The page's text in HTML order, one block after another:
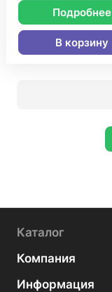
Подробнее
В корзину
Каталог
Компания
Информация